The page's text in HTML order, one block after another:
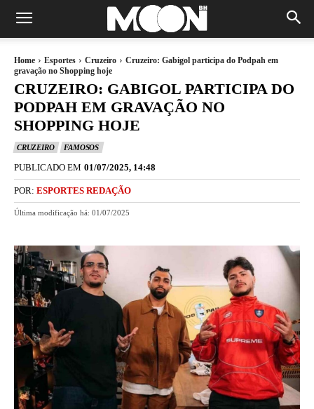
Home Esportes Cruzeiro
Cruzeiro: Gabigol participa do Podpah em
gravação no Shopping hoje
CRUZEIRO: GABIGOL PARTICIPA DO
PODPAH EM GRAVAÇÃO NO
SHOPPING HOJE
CRUZEIRO FAMOSOS
PUBLICADO EM 01/07/2025, 14:48
POR: ESPORTES REDAÇÃO
Última modificação há: 01/07/2025